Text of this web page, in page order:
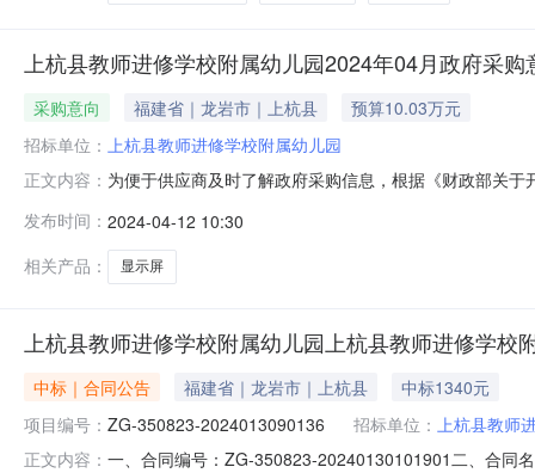
上杭县教师进修学校附属幼儿园2024年04月政府采购
采购意向 福建省｜龙岩市｜上杭县
预算10.03万元
招标单位： 上杭县教师进修学校附属幼儿园
正文内容： 为便于供应商及时了解政府采购信息，根据《财政部关
教育使用需满足的要求：类型：全彩色显示屏使用环境
限：1年
发布时间： 2024-04-12 10:30
相关产品：
显示屏
上杭县教师进修学校附属幼儿园上杭县教师进修学
中标｜合同公告 福建省｜龙岩市｜上杭县
中标1340元
项目编号： ZG-350823-2024013090136 招标单位： 上杭县教师
正文内容： 一、合同编号：ZG-350823-20240130101901二、合同